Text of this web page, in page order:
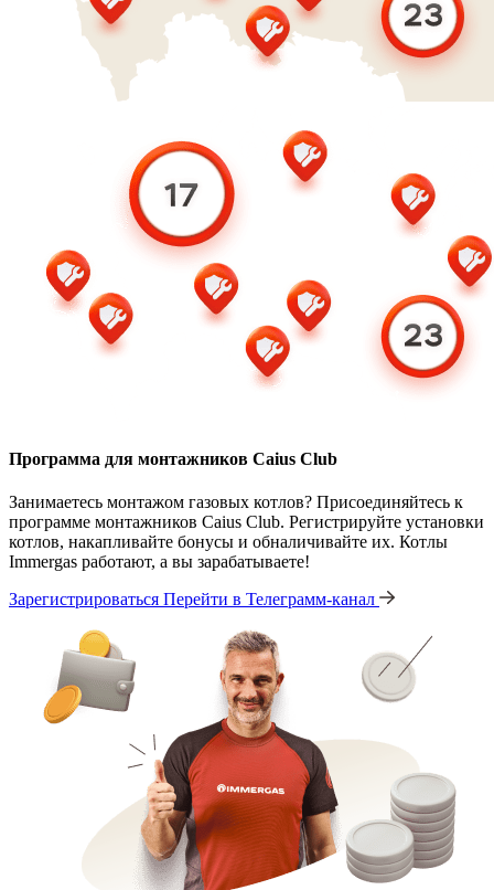
Программа для монтажников Caius Club
Занимаетесь монтажом газовых котлов? Присоединяйтесь к
программе монтажников Caius Club. Регистрируйте установки
котлов, накапливайте бонусы и обналичивайте их. Котлы
Immergas работают, а вы зарабатываете!
Зарегистрироваться Перейти в Телеграмм-канал